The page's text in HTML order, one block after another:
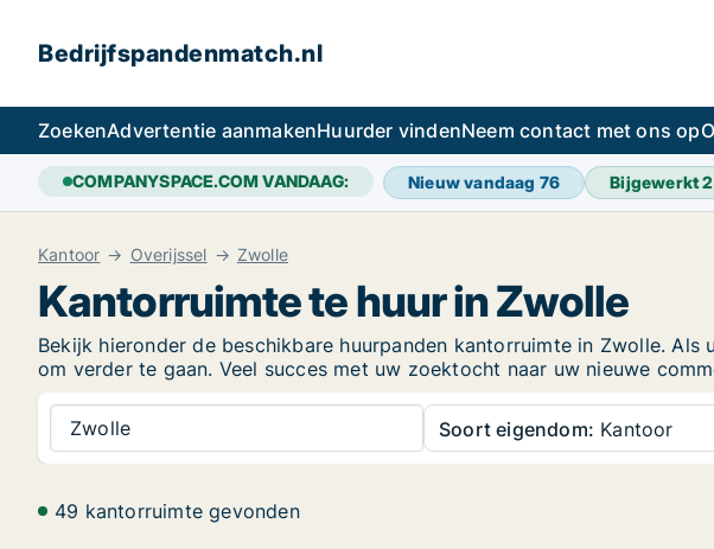
Bedrijfspandenmatch.nl
ZoekenAdvertentie aanmakenHuurder vindenNeem contact met ons op
COMPANYSPACE.COM VANDAAG: Nieuw vandaag 76 Bijgewerkt
Kantoor Overijssel Zwolle
Kantorruimte te huur in Zwolle
Bekijk hieronder de beschikbare huurpanden kantorruimte in Zwolle.
om verder te gaan. Veel succes met uw zoektocht naar uw nieuwe
Zwolle Soort eigendom: Kantoor
49 kantorruimte gevonden